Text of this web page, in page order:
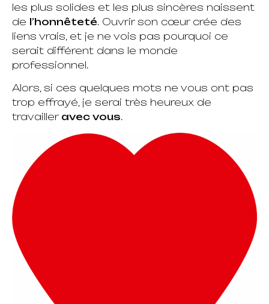
les plus solides et les plus sincères naissent
de l’honnêteté. Ouvrir son cœur crée des
liens vrais, et je ne vois pas pourquoi ce
serait différent dans le monde
professionnel.
Alors, si ces quelques mots ne vous ont pas
trop effrayé, je serai très heureux de
travailler avec vous.